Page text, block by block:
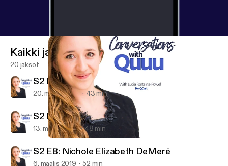
Conversations with Quuu
Kaikki jaksot
20 jaksot
S2 E10: Liam Martin
20. maalis 2019 43 min
S2 E9: Dan Murray-Serter
13. maalis 2019 48 min
S2 E8: Nichole Elizabeth DeMeré
6. maalis 2019 52 min